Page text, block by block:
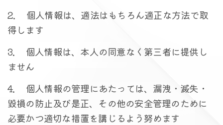
2. 個人情報は、適法はもちろん適正な方法で取
得します
3. 個人情報は、本人の同意なく第三者に提供し
ません
4. 個人情報の管理にあたっては、漏洩・滅失・
毀損の防止及び是正、その他の安全管理のために
必要かつ適切な措置を講じるよう努めます